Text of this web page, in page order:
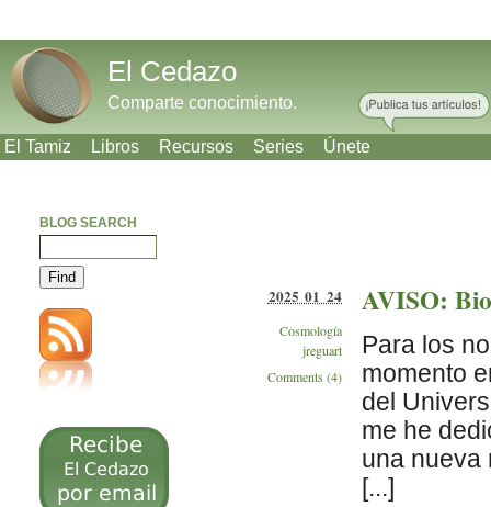
El Cedazo
Comparte conocimiento.
El Tamiz Libros Recursos Series Únete
AVISO:
Para los
momento
del
me he
una nueva
[...]
2025 01 24
Cosmología
jreguart
Comments (4)
BLOG SEARCH